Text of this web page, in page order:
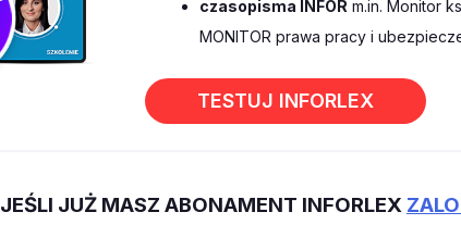
czasopisma INFOR m.in. Monitor
MONITOR prawa pracy i
TESTUJ INFORLEX
JEŚLI JUŻ MASZ ABONAMENT INFORLEX